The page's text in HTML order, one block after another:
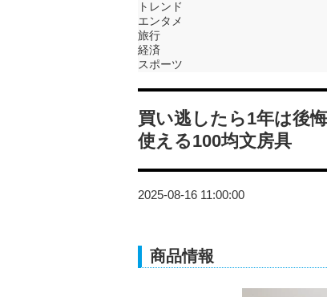
トレンド
エンタメ
旅行
経済
スポーツ
買い逃したら1年は後
使える100均文房具
2025-08-16 11:00:00
商品情報